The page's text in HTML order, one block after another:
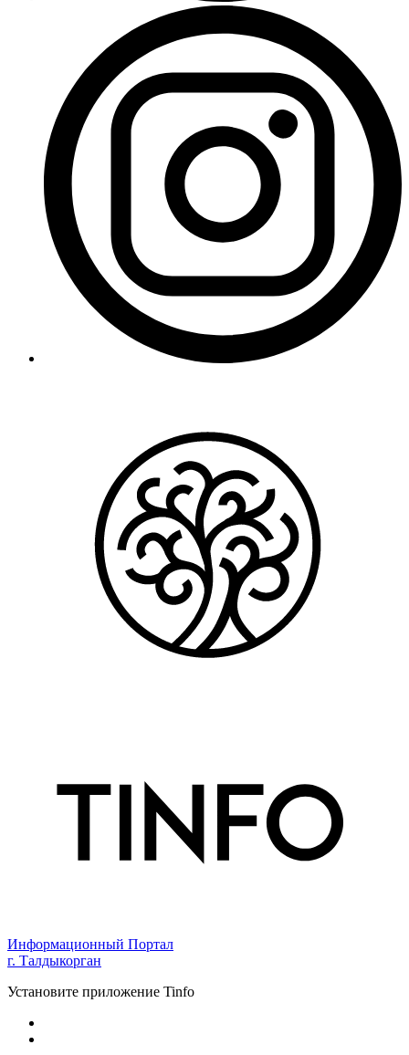
Информационный Портал
г. Талдыкорган
Установите приложение Tinfo